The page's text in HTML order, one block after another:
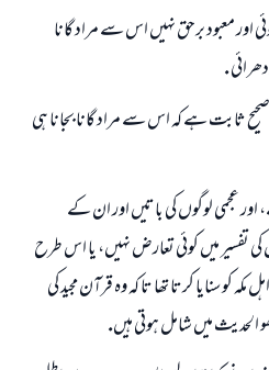
اور معبود برحق نہيں اس سے مراد گانا
ـ.
ثابت ہے كہ اس سے مراد گانا بجانا ہى
اور عجمى لوگوں كى باتيں اور ان كے
تفسير ميں كوئى تعارض نہيں، يا اس طرح
كو سنايا كرتا تھا تا كہ وہ قرآن مجيد كى
ميں شامل ہوتى ہيں.